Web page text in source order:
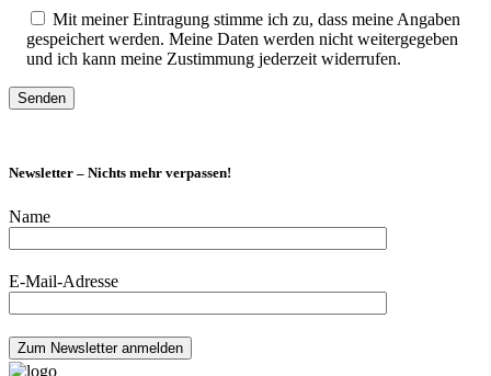
Mit meiner Eintragung stimme ich zu, dass meine Angaben
gespeichert werden. Meine Daten werden nicht weitergegeben
und ich kann meine Zustimmung jederzeit widerrufen.
Newsletter – Nichts mehr verpassen!
Name
E-Mail-Adresse